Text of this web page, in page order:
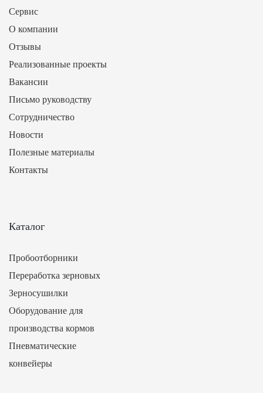
Сервис
О компании
Отзывы
Реализованные проекты
Вакансии
Письмо руководству
Сотрудничество
Новости
Полезные материалы
Контакты
Каталог
Пробоотборники
Переработка зерновых
Зерносушилки
Оборудование для
производства кормов
Пневматические
конвейеры